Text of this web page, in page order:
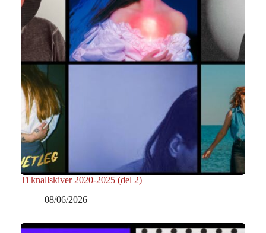
Ti knallskiver 2020-2025 (del 2)
08/06/2026